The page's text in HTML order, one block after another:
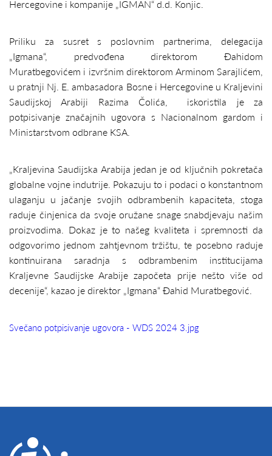
Hercegovine i kompanije „IGMAN“ d.d. Konjic.
Priliku za susret s poslovnim partnerima, delegacija
„Igmana“, predvođena direktorom Đahidom
Muratbegovićem i izvršnim direktorom Arminom Sarajlićem,
u pratnji Nj. E. ambasadora Bosne i Hercegovine u Kraljevini
Saudijskoj Arabiji Razima Čolića, iskoristila je za
potpisivanje značajnih ugovora s Nacionalnom gardom i
Ministarstvom odbrane KSA.
„Kraljevina Saudijska Arabija jedan je od ključnih pokretača
globalne vojne indutrije. Pokazuju to i podaci o konstantnom
ulaganju u jačanje svojih odbrambenih kapaciteta, stoga
raduje činjenica da svoje oružane snage snabdjevaju našim
proizvodima. Dokaz je to našeg kvaliteta i spremnosti da
odgovorimo jednom zahtjevnom tržištu, te posebno raduje
kontinuirana saradnja s odbrambenim institucijama
Kraljevne Saudijske Arabije započeta prije nešto više od
decenije“, kazao je direktor „Igmana“ Đahid Muratbegović.
Svečano potpisivanje ugovora - WDS 2024 3.jpg